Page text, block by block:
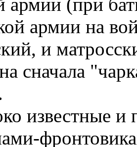
армии на
и
сначала
известные и